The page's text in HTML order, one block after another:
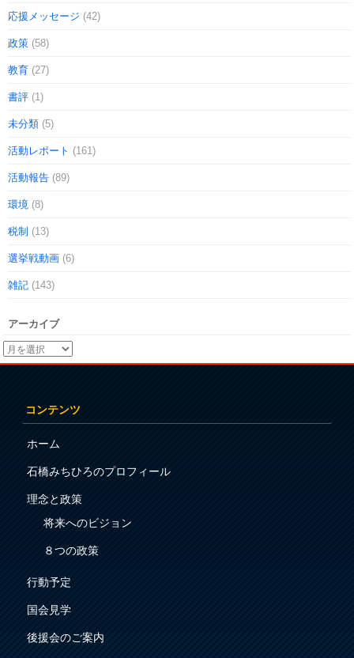
応援メッセージ (42)
政策 (58)
教育 (27)
書評 (1)
未分類 (5)
活動レポート (161)
活動報告 (89)
環境 (8)
税制 (13)
選挙戦動画 (6)
雑記 (143)
アーカイブ
コンテンツ
ホーム
石橋みちひろのプロフィール
理念と政策
将来へのビジョン
８つの政策
行動予定
国会見学
後援会のご案内